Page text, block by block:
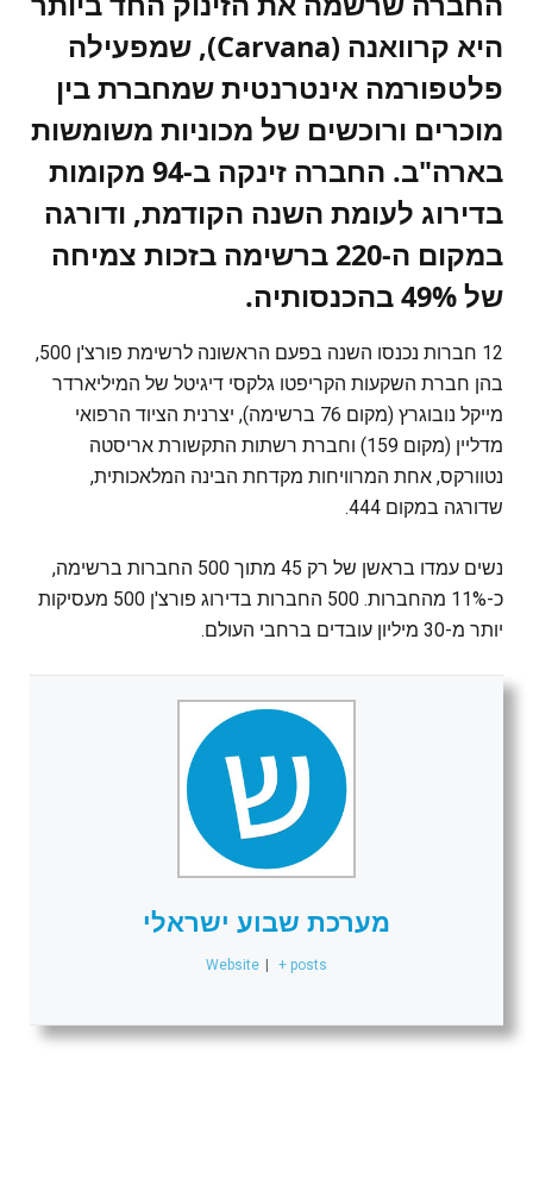
היא קרוואנה (Carvana), שמפעילה
פלטפורמה אינטרנטית שמחברת בין
מוכרים ורוכשים של מכוניות משומשות
בארה"ב. החברה זינקה ב-94 מקומות
בדירוג לעומת השנה הקודמת, ודורגה
במקום ה-220 ברשימה בזכות צמיחה
של 49% בהכנסותיה.
12 חברות נכנסו השנה בפעם הראשונה לרשימת פורצ'ן 500,
בהן חברת השקעות הקריפטו גלקסי דיגיטל של המיליארדר
מייקל נובוגרץ (מקום 76 ברשימה), יצרנית הציוד הרפואי
מדליין (מקום 159) וחברת רשתות התקשורת אריסטה
נטוורקס, אחת המרוויחות מקדחת הבינה המלאכותית,
שדורגה במקום 444.
נשים עמדו בראשן של רק 45 מתוך 500 החברות ברשימה,
כ-11% מהחברות. 500 החברות בדירוג פורצ'ן 500 מעסיקות
יותר מ-30 מיליון עובדים ברחבי העולם.
מערכת שבוע ישראלי
Website | + posts